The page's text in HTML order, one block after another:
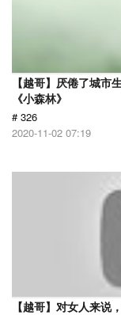
【越哥】厌倦了城市
《小森林》
# 326
2020-11-02 07:19
【越哥】对女人来说